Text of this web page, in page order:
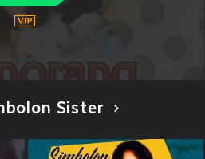
Sister